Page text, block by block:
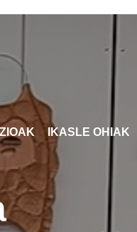
IKASLE OHIAK